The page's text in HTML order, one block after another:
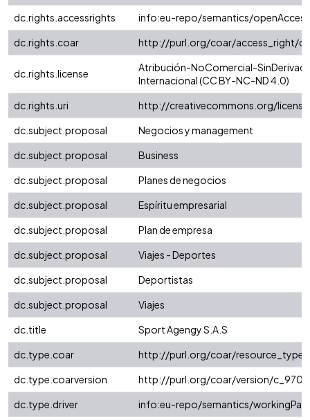
dc.rights.accessrights
info:eu-repo/semantics/openAccess
dc.rights.coar
http://purl.org/coar/access_right/
dc.rights.license
Atribución-NoComercial-
Internacional (CC BY-NC-ND 4.0)
dc.rights.uri
http://creativecommons.org/
dc.subject.proposal
Negocios y management
dc.subject.proposal
Business
dc.subject.proposal
Planes de negocios
dc.subject.proposal
Espíritu empresarial
dc.subject.proposal
Plan de empresa
dc.subject.proposal
Viajes - Deportes
dc.subject.proposal
Deportistas
dc.subject.proposal
Viajes
dc.title
Sport Agengy S.A.S
dc.type.coar
http://purl.org/coar/
dc.type.coarversion
http://purl.org/coar/version/
dc.type.driver
info:eu-repo/semantics/